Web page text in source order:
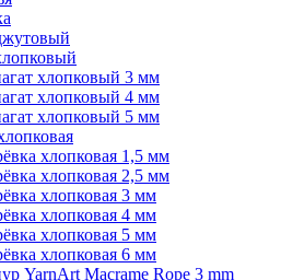
хлопковый 3 мм
хлопковый 4 мм
хлопковый 5 мм
хлопковая 1,5 мм
хлопковая 2,5 мм
хлопковая 3 мм
хлопковая 4 мм
хлопковая 5 мм
хлопковая 6 мм
YarnArt Macrame Rope 3 mm